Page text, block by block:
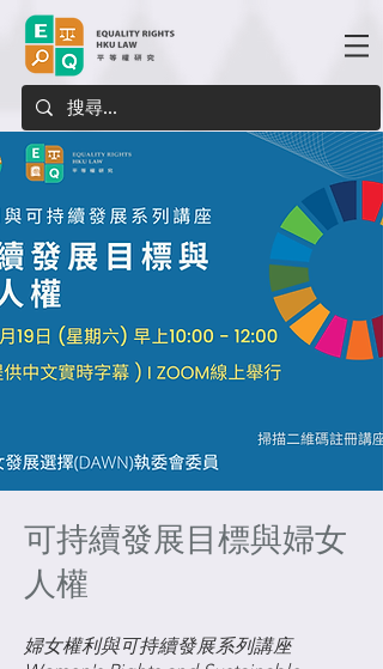
可持續發展目標與婦女
人權
婦女權利與可持續發展系列講座